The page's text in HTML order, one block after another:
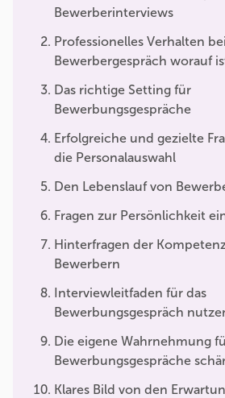
Bewerberinterviews
Professionelles Verhalten
Bewerbergespräch worauf
Das richtige Setting für
Bewerbungsgespräche
Erfolgreiche und gezielte
die Personalauswahl
Den Lebenslauf von
Fragen zur Persönlichkeit
Hinterfragen der
Bewerbern
Interviewleitfaden für das
Bewerbungsgespräch
Die eigene Wahrnehmung
Bewerbungsgespräche
Klares Bild von den